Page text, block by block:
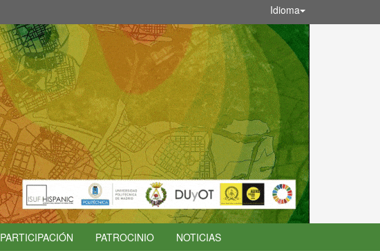
Idioma
PATROCINIO NOTICIAS